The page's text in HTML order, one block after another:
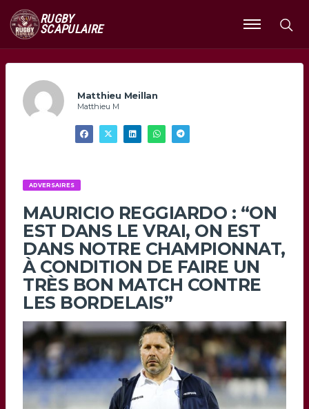
RUGBY
SCAPULAIRE
Ouvrir
le
Matthieu Meillan
Matthieu M
ADVERSAIRES
MAURICIO REGGIARDO : “ON
EST DANS LE VRAI, ON EST
DANS NOTRE CHAMPIONNAT,
À CONDITION DE FAIRE UN
TRÈS BON MATCH CONTRE
LES BORDELAIS”